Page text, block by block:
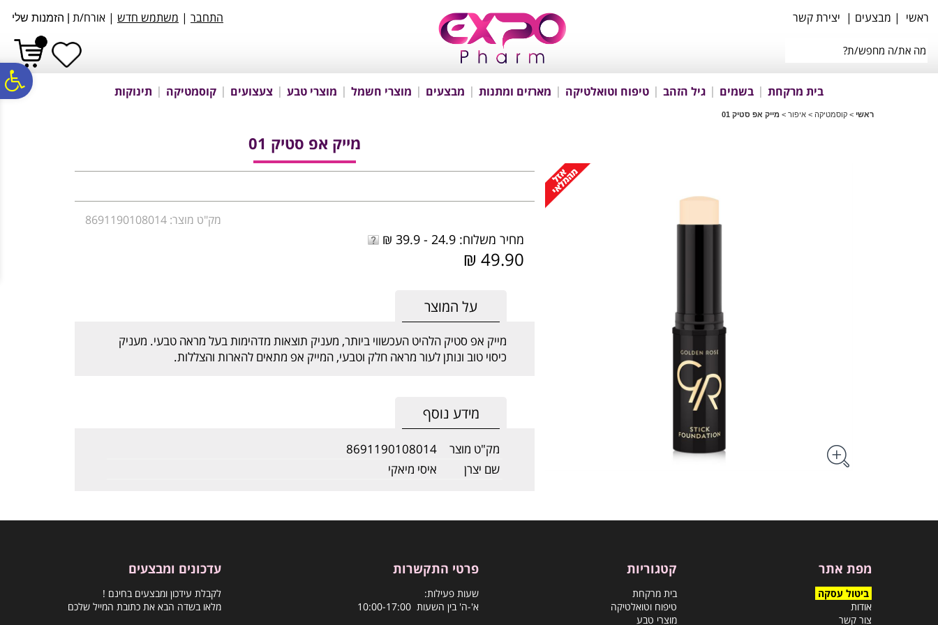
נגישות
אתר
המרכזי
ראשי | מבצעים | יצירת קשר התחבר | משתמש חדש | אורח/ת הזמנות שלי
בית מרקחת בשמים גיל הזהב טיפוח וטואלטיקה מארזים ומתנות מבצעים מוצרי חשמל מוצרי טבע צעצועים קוסמטיקה תינוקות
ראשי > קוסמטיקה > איפור > מייק אפ סטיק 01
מייק אפ סטיק 01
מק"ט מוצר: 8691190108014
מחיר משלוח: 24.9 - 39.9 ₪
49.90 ₪
על המוצר
מייק אפ סטיק הלהיט העכשווי ביותר, מעניק תוצאות מדהימות בעל מראה טבעי. מעניק
כיסוי טוב ונותן לעור מראה חלק וטבעי, המייק אפ מתאים להארות והצללות.
מידע נוסף
מק"ט מוצר
8691190108014
שם יצרן
איסי מיאקי
מפת אתר
ביטול עסקה
אודות
צור קשר
קטגוריות
בית מרקחת
טיפוח וטואלטיקה
מוצרי טבע
פרטי התקשרות
שעות פעילות:
א'-ה' בין השעות 10:00-17:00
עדכונים ומבצעים
לקבלת עידכון ומבצעים בחינם !
מלאו בשדה הבא את כתובת המייל שלכם